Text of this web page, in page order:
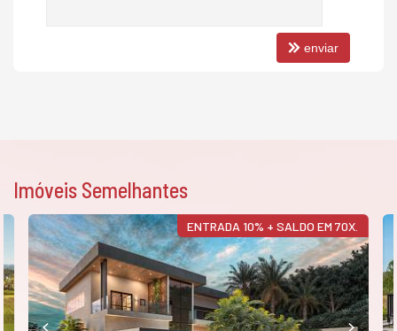
enviar
Imóveis Semelhantes
ENTRADA 10% + SALDO EM 70X.